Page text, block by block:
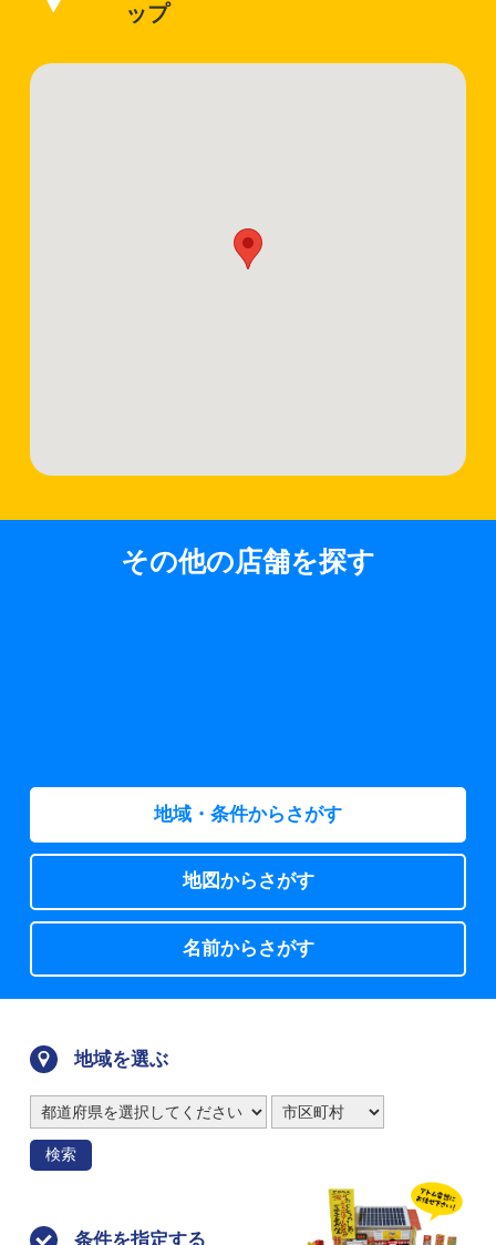
ップ
その他の店舗を探す
地域・条件からさがす
地図からさがす
名前からさがす
地域を選ぶ
検索
条件を指定する